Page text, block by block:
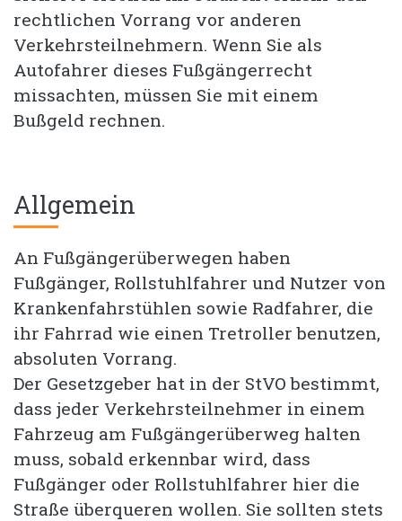
rechtlichen Vorrang vor anderen
Verkehrsteilnehmern. Wenn Sie als
Autofahrer dieses Fußgängerrecht
missachten, müssen Sie mit einem
Bußgeld rechnen.
Allgemein
An Fußgängerüberwegen haben
Fußgänger, Rollstuhlfahrer und Nutzer von
Krankenfahrstühlen sowie Radfahrer, die
ihr Fahrrad wie einen Tretroller benutzen,
absoluten Vorrang.
Der Gesetzgeber hat in der StVO bestimmt,
dass jeder Verkehrsteilnehmer in einem
Fahrzeug am Fußgängerüberweg halten
muss, sobald erkennbar wird, dass
Fußgänger oder Rollstuhlfahrer hier die
Straße überqueren wollen. Sie sollten stets